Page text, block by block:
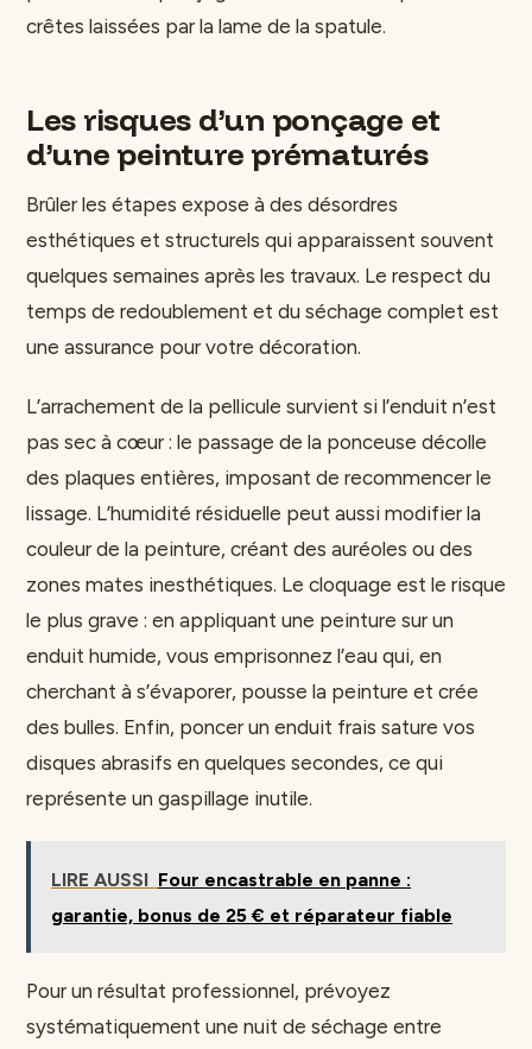
crêtes laissées par la lame de la spatule.
Les risques d’un ponçage et
d’une peinture prématurés
Brûler les étapes expose à des désordres
esthétiques et structurels qui apparaissent souvent
quelques semaines après les travaux. Le respect du
temps de redoublement et du séchage complet est
une assurance pour votre décoration.
L’arrachement de la pellicule survient si l’enduit n’est
pas sec à cœur : le passage de la ponceuse décolle
des plaques entières, imposant de recommencer le
lissage. L’humidité résiduelle peut aussi modifier la
couleur de la peinture, créant des auréoles ou des
zones mates inesthétiques. Le cloquage est le risque
le plus grave : en appliquant une peinture sur un
enduit humide, vous emprisonnez l’eau qui, en
cherchant à s’évaporer, pousse la peinture et crée
des bulles. Enfin, poncer un enduit frais sature vos
disques abrasifs en quelques secondes, ce qui
représente un gaspillage inutile.
LIRE AUSSI Four encastrable en panne :
garantie, bonus de 25 € et réparateur fiable
Pour un résultat professionnel, prévoyez
systématiquement une nuit de séchage entre